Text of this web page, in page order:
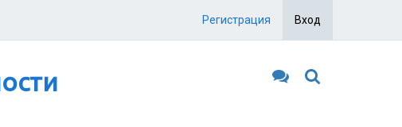
Регистрация Вход